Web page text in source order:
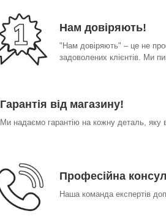
Нам довіряють!
"Нам довіряють" – це не
задоволених клієнтів. Ми
Гарантія від магазину!
Ми надаємо гарантію на кожну деталь, яку
Професійна
Наша команда експертів